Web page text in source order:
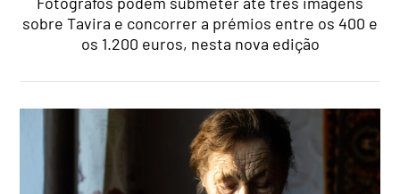
sobre Tavira e concorrer a prémios entre os 400 e
os 1.200 euros, nesta nova edição